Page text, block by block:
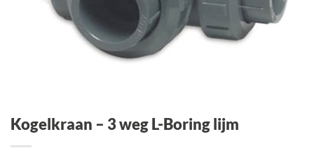
Kogelkraan – 3 weg L-Boring lijm